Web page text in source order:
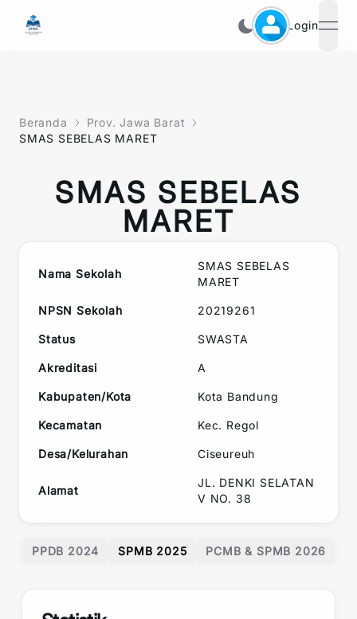
Login
Beranda
Prov. Jawa Barat
SMAS SEBELAS MARET
SMAS SEBELAS
MARET
Nama Sekolah
SMAS SEBELAS
MARET
NPSN Sekolah 20219261
Status SWASTA
Akreditasi A
Kabupaten/Kota Kota Bandung
Kecamatan Kec. Regol
Desa/Kelurahan Ciseureuh
Alamat
JL. DENKI SELATAN
V NO. 38
PPDB 2024 SPMB 2025 PCMB & SPMB 2026